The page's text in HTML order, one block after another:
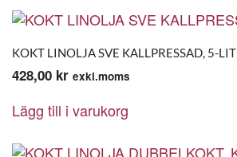
KOKT LINOLJA SVE KALLPRESSAD, 5-LIT
428,00 kr exkl.moms
Lägg till i varukorg